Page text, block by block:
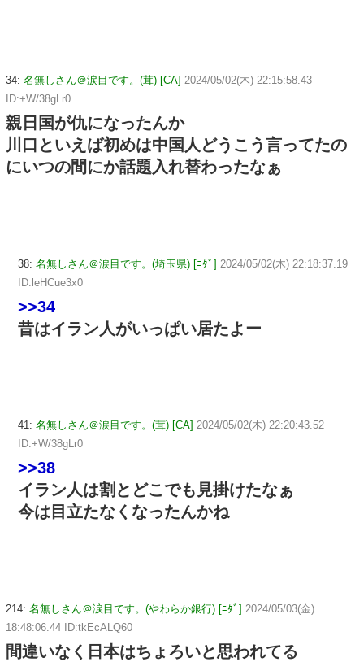
34: 名無しさん＠涙目です。(茸) [CA] 2024/05/02(木) 22:15:58.43
ID:+W/38gLr0
親日国が仇になったんか
川口といえば初めは中国人どうこう言ってたの
にいつの間にか話題入れ替わったなぁ
38: 名無しさん＠涙目です。(埼玉県) [ﾆﾀﾞ] 2024/05/02(木) 22:18:37.19
ID:leHCue3x0
>>34
昔はイラン人がいっぱい居たよー
41: 名無しさん＠涙目です。(茸) [CA] 2024/05/02(木) 22:20:43.52
ID:+W/38gLr0
>>38
イラン人は割とどこでも見掛けたなぁ
今は目立たなくなったんかね
214: 名無しさん＠涙目です。(やわらか銀行) [ﾆﾀﾞ] 2024/05/03(金)
18:48:06.44 ID:tkEcALQ60
間違いなく日本はちょろいと思われてる